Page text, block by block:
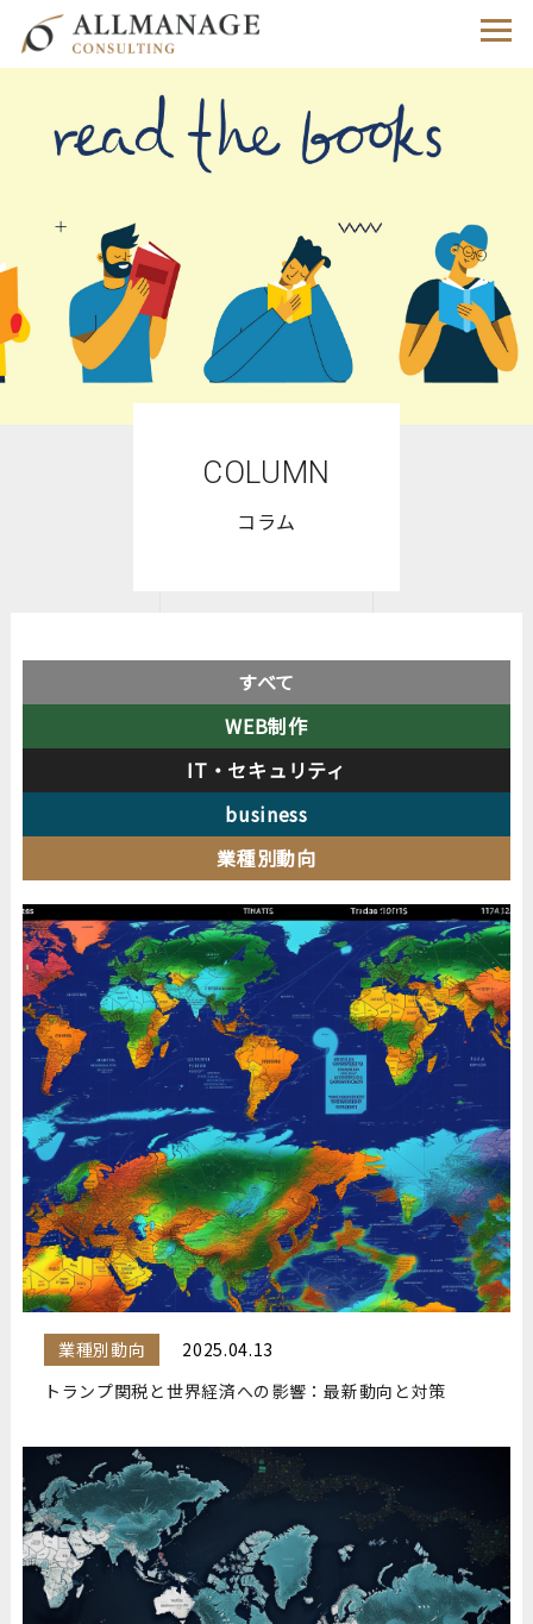
COLUMN
コラム
すべて
WEB制作
IT・セキュリティ
business
業種別動向
業種別動向
2025.04.13
トランプ関税と世界経済への影響：最新動向と対策